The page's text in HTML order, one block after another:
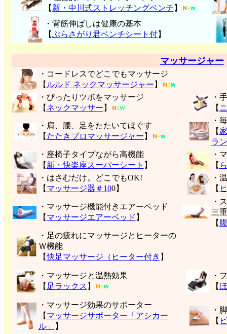
【 新・中川式ストレッチングベンチ 】
・背筋伸ばしは健康の基本
【ぶらさがり君ベンチシート付】
マッサージャー
・コードレスでどこでもマッサージ
【 ルルド ネックマッサージャー 】
・ぴったりツボをマッサージ
【 ネックマッサー 】
・
【
・肩、腰、足をたたいてほぐす
【 たたきプロマッサージャー 】
・
【
ラ
・座椅子タイプながら高機能
【 新・快楽座スーパーシート 】
・
【
・はさむだけ。どこでもOK!
【 マッサージ器＃100】
・
【
・マッサージ機能付きエアーベッド
【 マッサージエアーベッド 】
・
三
【
・足の疲れにマッサージとヒーターの
Ｗ機能
【快足マッサージ（ヒーター付き 】
・マッサージと温熱効果
【 足ラックス 】
・
【
・マッサージ効果のサポーター
【 マッサージサポーター「アシカー
ル」
】
・
【